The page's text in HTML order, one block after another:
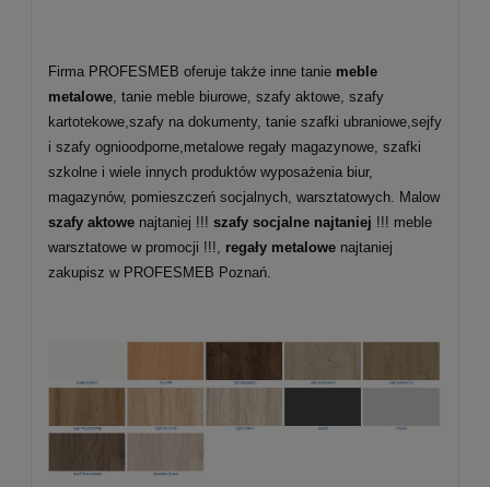
Firma PROFESMEB oferuje także inne tanie meble
metalowe, tanie meble biurowe, szafy aktowe, szafy
kartotekowe,szafy na dokumenty, tanie szafki ubraniowe,sejfy
i szafy ognioodporne,metalowe regały magazynowe, szafki
szkolne i wiele innych produktów wyposażenia biur,
magazynów, pomieszczeń socjalnych, warsztatowych. Malow
szafy aktowe najtaniej !!! szafy socjalne najtaniej !!! meble
warsztatowe w promocji !!!, regały metalowe najtaniej
zakupisz w PROFESMEB Poznań.